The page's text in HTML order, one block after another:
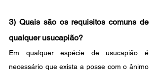
3) Quais são os requisitos comuns de
qualquer usucapião?
Em qualquer espécie de usucapião é
necessário que exista a posse com o ânimo